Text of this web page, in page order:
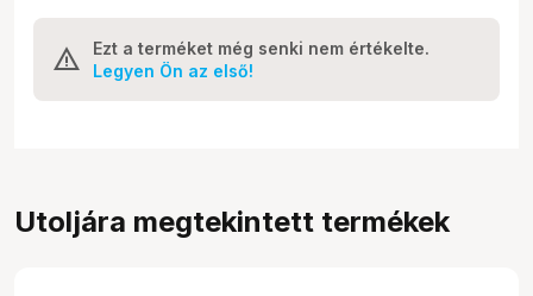
Ezt a terméket még senki nem értékelte.
Legyen Ön az első!
Utoljára megtekintett termékek